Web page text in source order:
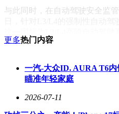
与此同时，在自动驾驶安全监
意味着智驾监管从概念引导阶
在市场表现方面，阿维塔也成
万辆，并且连续10个月销量破
得L3测试牌照，进一步表明阿
更多热门内容
一汽-大众ID. AURA T6
瞄准年轻家庭
2026-07-11